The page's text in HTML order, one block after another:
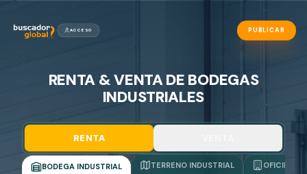
ACCESO PUBLICAR
RENTA & VENTA DE BODEGAS
INDUSTRIALES
RENTA
BODEGA INDUSTRIAL TERRENO INDUSTRIAL OFICINAS